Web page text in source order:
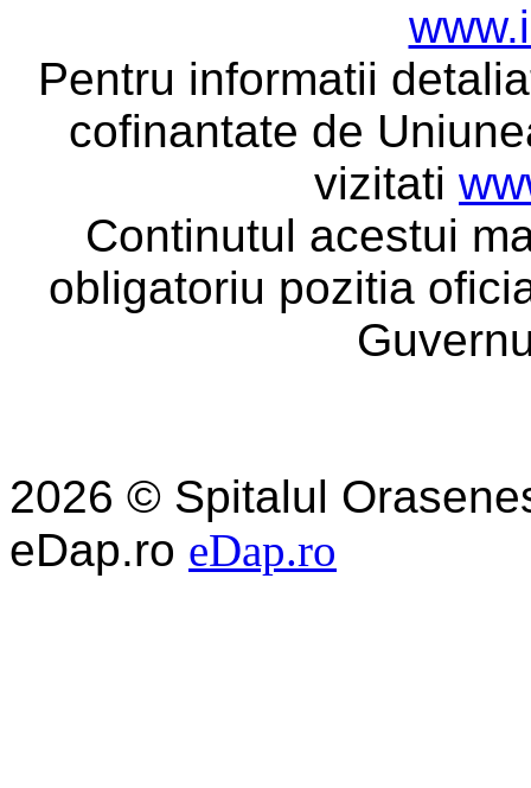
Pentru informatii
cofinantate de
vizitati
Continutul acestui
obligatoriu pozitia
2026 © Spitalul
eDap.ro eDap.ro